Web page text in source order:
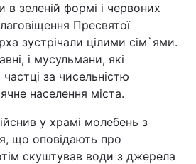
Війна
Політика
Світ
Наука
в зеленій формі і червоних
Пресвятої
зустрічали цілими сім`ями.
і мусульмани, які
за чисельністю
населення міста.
у храмі молебень з
що оповідають про
скуштував води з джерела